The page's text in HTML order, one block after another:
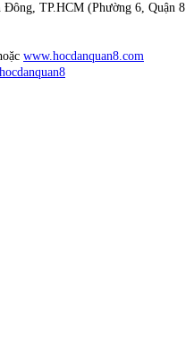
TP.HCM (Phường 6, Quận 8
www.hocdanquan8.com